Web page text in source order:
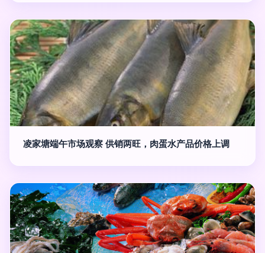
凌家塘端午市场观察 供销两旺，肉蛋水产品价格上调